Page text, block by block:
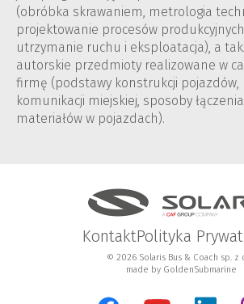
(obróbka skrawaniem, metrologia
projektowanie procesów produkcyjnych,
utrzymanie ruchu i eksploatacja), a
autorskie przedmioty realizowane w
firmę (podstawy konstrukcji pojazdów,
komunikacji miejskiej, sposoby łączenia
materiałów w pojazdach).
KontaktPolityka
© 2026 Solaris Bus & Coach sp. z
made by GoldenSubmarine